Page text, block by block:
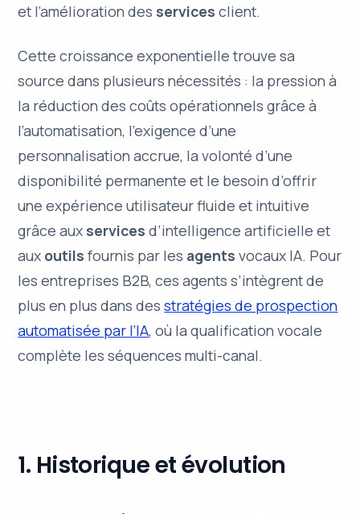
et l’amélioration des services client.
Cette croissance exponentielle trouve sa
source dans plusieurs nécessités : la pression à
la réduction des coûts opérationnels grâce à
l’automatisation, l’exigence d’une
personnalisation accrue, la volonté d’une
disponibilité permanente et le besoin d’offrir
une expérience utilisateur fluide et intuitive
grâce aux services d’intelligence artificielle et
aux outils fournis par les agents vocaux IA. Pour
les entreprises B2B, ces agents s’intègrent de
plus en plus dans desstratégies de prospection
automatisée par l’IA, où la qualification vocale
complète les séquences multi-canal.
1. Historique et évolution